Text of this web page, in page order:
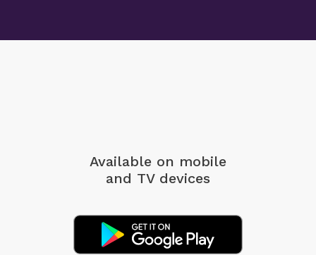
Available on mobile
and TV devices